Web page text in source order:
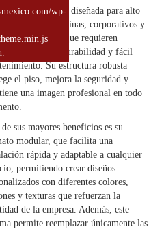
wp-
de uso rudo diseñada para alto
ideal para oficinas, corporativos y
comerciales que requieren
resistencia, durabilidad y fácil
Su estructura robusta
el piso, mejora la seguridad y
una imagen profesional en todo
sus mayores beneficios es su
modular, que facilita una
rápida y adaptable a cualquier
permitiendo crear diseños
con diferentes colores,
y texturas que refuerzan la
de la empresa. Además, este
permite reemplazar únicamente las